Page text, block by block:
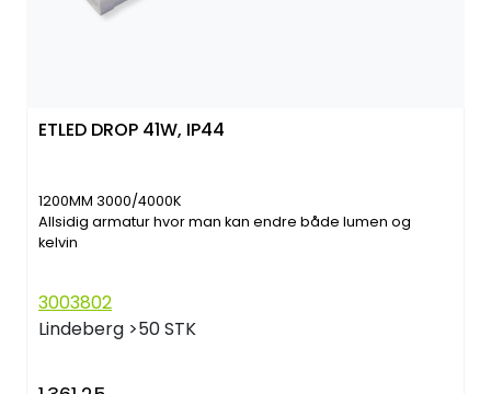
ETLED DROP 41W, IP44
1200MM 3000/4000K
Allsidig armatur hvor man kan endre både lumen og
kelvin
3003802
Lindeberg >50 STK